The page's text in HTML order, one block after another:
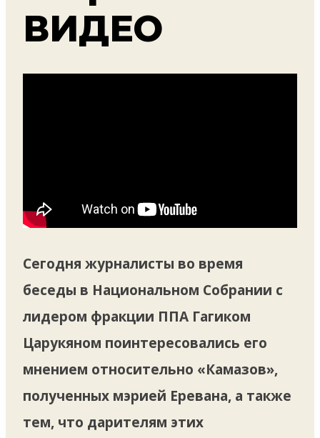
ВИДЕО
Сегодня журналисты во время
беседы в Национальном Собрании с
лидером фракции ППА Гагиком
Царукяном поинтересовались его
мнением относительно «Камазов»,
полученных мэрией Еревана, а также
тем, что дарителям этих